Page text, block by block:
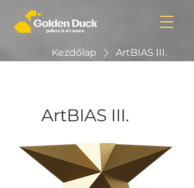
Kezdőlap ArtBIAS III.
ArtBIAS III.